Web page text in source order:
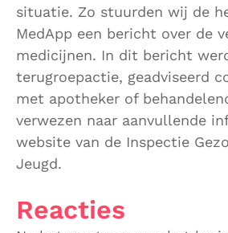
situatie. Zo stuurden wij de
MedApp een bericht over de
medicijnen. In dit bericht
terugroepactie, geadviseerd
met apotheker of
verwezen naar aanvullende
website van de Inspectie
Jeugd.
Reacties